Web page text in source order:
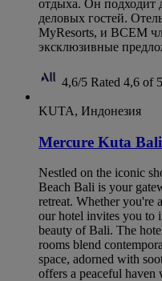
отдыха. Он подходит
деловых гостей.
MyResorts, и ВСЕМ
эксклюзивные
4,6/5 Rated 4,6 of 5
KUTA, Индонезия
Mercure Kuta Bali
Nestled on the iconic
Beach Bali is your
retreat. Whether you're
our hotel invites you to
beauty of Bali. The
rooms blend
space, adorned with
offers a peaceful